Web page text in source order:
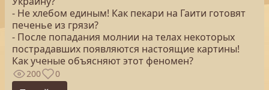
- Не хлебом единым! Как пекари на Гаити готовят
печенье из грязи?
- После попадания молнии на телах некоторых
пострадавших появляются настоящие картины!
Как ученые объясняют этот феномен?
200 0